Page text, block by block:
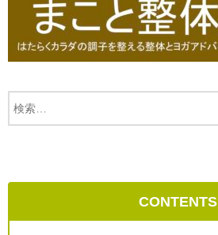
CONTENTS